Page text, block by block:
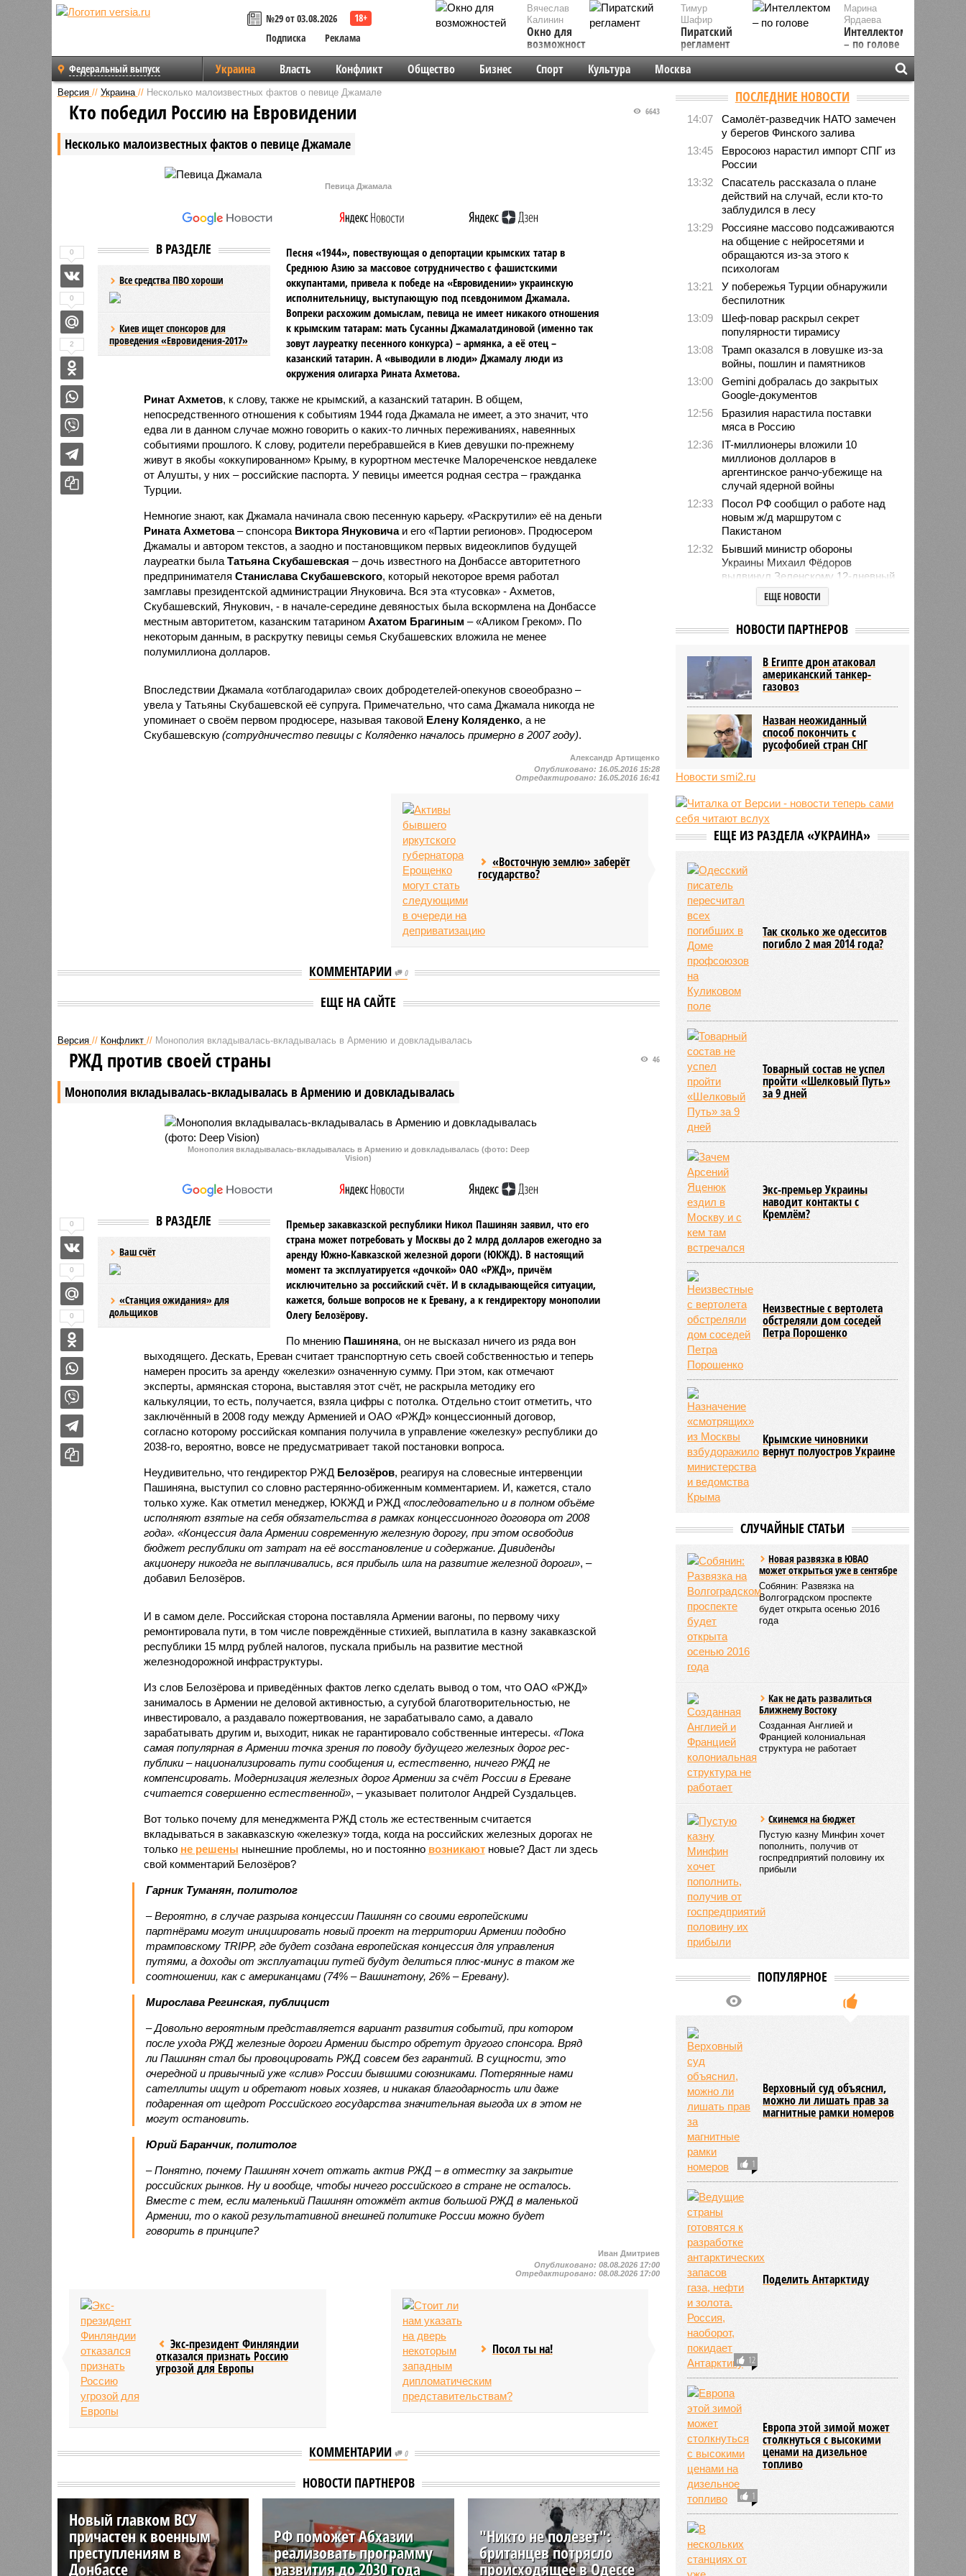
№29 от 03.08.2026
Подписка
Реклама
Вячеслав
Калинин
Окно для
возможностей
Марина
Ярдаева
Интеллектом
– по голове
Тимур
Шафир
Пиратский
регламент
Федеральный выпуск Украина Власть Конфликт Общество Бизнес Спорт Культура Москва
Версия // Украина // Несколько малоизвестных фактов о певице Джамале
Несколько малоизвестных фактов о певице Джамале
6643
Кто победил Россию на Евровидении
Певица Джамала
В РАЗДЕЛЕ
Все средства ПВО хороши
Киев ищет спонсоров для
проведения «Евровидения-2017»
Песня «1944», повествующая о депортации крымских татар в
Среднюю Азию за массовое сотрудничество с фашистскими
оккупантами, привела к победе на «Евровидении» украинскую
исполнительницу, выступающую под псевдонимом Джамала.
Вопреки расхожим домыслам, певица не имеет никакого отношения
к крымским татарам: мать Сусанны Джамалатдиновой (именно так
зовут лауреатку песенного конкурса) – армянка, а её отец –
казанский татарин. А «выводили в люди» Джамалу люди из
окружения олигарха Рината Ахметова.
Ринат Ахметов, к слову, также не крымский, а казанский татарин. В общем,
непосредственного отношения к событиям 1944 года Джамала не имеет, а это значит, что
едва ли в данном случае можно говорить о каких-то личных переживаниях, навеянных
событиями прошлого. К слову, родители перебравшейся в Киев девушки по-прежнему
живут в якобы «оккупированном» Крыму, в курортном местечке Малореченское невдалеке
от Алушты, у них – российские паспорта. У певицы имеется родная сестра – гражданка
Турции.
Немногие знают, как Джамала начинала свою песенную карьеру. «Раскрутили» её на деньги
Рината Ахметова– спонсора Виктора Януковичаи его «Партии регионов». Продюсером
Джамалы и автором текстов, а заодно и постановщиком первых видеоклипов будущей
лауреатки была Татьяна Скубашевская – дочь известного на Донбассе авторитетного
предпринимателя Станислава Скубашевского, который некоторое время работал
замглавы президентской администрации Януковича. Вся эта «тусовка» - Ахметов,
Скубашевский, Янукович, - в начале-середине девяностых была вскормлена на Донбассе
местным авторитетом, казанским татарином Ахатом Брагиным – «Аликом Греком». По
некоторым данным, в раскрутку певицы семья Скубашевских вложила не менее
полумиллиона долларов.
Впоследствии Джамала «отблагодарила» своих добродетелей-опекунов своеобразно –
увела у Татьяны Скубашевской её супруга. Примечательно, что сама Джамала никогда не
упоминает о своём первом продюсере, называя таковой Елену Коляденко, а не
Скубашевскую (сотрудничество певицы с Коляденко началось примерно в 2007 году).
0
0
2
Александр Артищенко
Опубликовано: 16.05.2016 15:28
Отредактировано: 16.05.2016 16:41
«Восточную землю» заберёт
государство?
КОММЕНТАРИИ 0
ЕЩЕ НА САЙТЕ
Версия // Конфликт // Монополия вкладывалась-вкладывалась в Армению и довкладывалась
Монополия вкладывалась-вкладывалась в Армению и довкладывалась
46
РЖД против своей страны
Монополия вкладывалась-вкладывалась в Армению и довкладывалась (фото: Deep
Vision)
В РАЗДЕЛЕ
Ваш счёт
«Станция ожидания» для
дольщиков
Премьер закавказской республики Никол Пашинян заявил, что его
страна может потребовать у Москвы до 2 млрд долларов ежегодно за
аренду Южно-Кавказской железной дороги (ЮКЖД). В настоящий
момент та эксплуатируется «дочкой» ОАО «РЖД», причём
исключительно за российский счёт. И в складывающейся ситуации,
кажется, больше вопросов не к Еревану, а к гендиректору монополии
Олегу Белозёрову.
По мнению Пашиняна, он не высказал ничего из ряда вон
выходящего. Дескать, Ереван считает транспортную сеть своей собственностью и теперь
намерен просить за аренду «железки» означенную сумму. При этом, как отмечают
эксперты, армянская сторона, выставляя этот счёт, не раскрыла методику его
калькуляции, то есть, получается, взяла цифры с потолка. Отдельно стоит отметить, что
заключённый в 2008 году между Арменией и ОАО «РЖД» концессионный договор,
согласно которому российская компания получила в управление «железку» республики до
2038-го, вероятно, вовсе не предусматривает такой постановки вопроса.
Неудивительно, что гендиректор РЖД Белозёров, реагируя на словесные интервенции
Пашиняна, выступил со словно растерянно-обиженным комментарием. И, кажется, стало
только хуже. Как отметил менеджер, ЮКЖД и РЖД «последовательно и в полном объёме
исполняют взятые на себя обязательства в рамках концессионного договора от 2008
года». «Концессия дала Армении современную железную дорогу, при этом освободив
бюджет республики от затрат на её восстановление и содержание. Дивиденды
акционеру никогда не выплачивались, вся прибыль шла на развитие железной дороги», –
добавил Белозёров.
И в самом деле. Российская сторона поставляла Армении вагоны, по первому чиху
ремонтировала пути, в том числе повреждённые стихией, выплатила в казну закавказской
республики 15 млрд рублей налогов, пускала прибыль на развитие местной
железнодорожной инфраструктуры.
Из слов Белозёрова и приведённых фактов легко сделать вывод о том, что ОАО «РЖД»
занималось в Армении не деловой активностью, а сугубой благотворительностью, не
инвестировало, а раздавало пожертвования, не зарабатывало само, а давало
зарабатывать другим и, выходит, никак не гарантировало собственные интересы. «Пока
самая популярная в Армении точка зрения по поводу будущего железных дорог рес­
публики – национализировать пути сообщения и, естественно, ничего РЖД не
компенсировать. Модернизация железных дорог Армении за счёт России в Ереване
считается совершенно естественной», – указывает политолог Андрей Суздальцев.
Вот только почему для менеджмента РЖД столь же естественным считается
вкладываться в закавказскую «железку» тогда, когда на российских железных дорогах не
только не решены нынешние проблемы, но и постоянно возникаютновые? Даст ли здесь
свой комментарий Белозёров?
Гарник Туманян, политолог
– Вероятно, в случае разрыва концессии Пашинян со своими европейскими
партнёрами могут инициировать новый проект на территории Армении подобно
трамповскому TRIPP, где будет создана европейская концессия для управления
путями, а доходы от эксплуатации путей будут делиться плюс-минус в таком же
соотношении, как с американцами (74% – Вашингтону, 26% – Еревану).
Мирослава Регинская, публицист
– Довольно вероятным представляется вариант развития событий, при котором
после ухода РЖД железные дороги Армении быстро обретут другого спонсора. Вряд
ли Пашинян стал бы провоцировать РЖД совсем без гарантий. В сущности, это
очередной и привычный уже «слив» России бывшими союзниками. Потерянные нами
сателлиты ищут и обретают новых хозяев, и никакая благодарность или даже
подаренная от щедрот Российского государства значительная выгода их в этом не
могут остановить.
Юрий Баранчик, политолог
– Понятно, почему Пашинян хочет отжать актив РЖД – в отместку за закрытие
российских рынков. Ну и вообще, чтобы ничего российского в стране не осталось.
Вместе с тем, если маленький Пашинян отожмёт актив большой РЖД в маленькой
Армении, то о какой результативной внешней политике России можно будет
говорить в принципе?
0
0
0
Иван Дмитриев
Опубликовано:08.08.2026 17:00
Отредактировано:08.08.2026 17:00
Экс-президент Финляндии
отказался признать Россию
угрозой для Европы
Посол ты на!
КОММЕНТАРИИ 0
НОВОСТИ ПАРТНЕРОВ
Новый главком ВСУ
причастен к военным
преступлениям в
Донбассе
РФ поможет Абхазии
реализовать программу
развития до 2030 года
"Никто не полезет":
британцев потрясло
происходящее в Одессе
ПОСЛЕДНИЕ НОВОСТИ
14:07
Самолёт-разведчик НАТО замечен
у берегов Финского залива
13:45
Евросоюз нарастил импорт СПГ из
России
13:32
Спасатель рассказала о плане
действий на случай, если кто-то
заблудился в лесу
13:29
Россияне массово подсаживаются
на общение с нейросетями и
обращаются из-за этого к
психологам
13:21
У побережья Турции обнаружили
беспилотник
13:09
Шеф-повар раскрыл секрет
популярности тирамису
13:08
Трамп оказался в ловушке из-за
войны, пошлин и памятников
13:00
Gemini добралась до закрытых
Google-документов
12:56
Бразилия нарастила поставки
мяса в Россию
12:36
IT-миллионеры вложили 10
миллионов долларов в
аргентинское ранчо-убежище на
случай ядерной войны
12:33
Посол РФ сообщил о работе над
новым ж/д маршрутом с
Пакистаном
12:32
Бывший министр обороны
Украины Михаил Фёдоров
выдвинул Зеленскому 12-дневный
ультиматум
Удары США лишь замедлили
подписчиков
11:43
Итальянские аграрии забили
тревогу из-за засухи
ЕЩЕ НОВОСТИ
НОВОСТИ ПАРТНЕРОВ
В Египте дрон атаковал
американский танкер-
газовоз
Назван неожиданный
способ покончить с
русофобией стран СНГ
Новости smi2.ru
ЕЩЕ ИЗ РАЗДЕЛА «УКРАИНА»
Так сколько же одесситов
погибло 2 мая 2014 года?
Товарный состав не успел
пройти «Шелковый Путь»
за 9 дней
Экс-премьер Украины
наводит контакты с
Кремлём?
Неизвестные с вертолета
обстреляли дом соседей
Петра Порошенко
Крымские чиновники
вернут полуостров Украине
СЛУЧАЙНЫЕ СТАТЬИ
Новая развязка в ЮВАО
может открыться уже в сентябре
Собянин: Развязка на
Волгоградском проспекте
будет открыта осенью 2016
года
Как не дать развалиться
Ближнему Востоку
Созданная Англией и
Францией колониальная
структура не работает
Скинемся на бюджет
Пустую казну Минфин хочет
пополнить, получив от
госпредприятий половину их
прибыли
ПОПУЛЯРНОЕ
1
Верховный суд объяснил,
можно ли лишать прав за
магнитные рамки номеров
12
Поделить Антарктиду
1
Европа этой зимой может
столкнуться с высокими
ценами на дизельное
топливо